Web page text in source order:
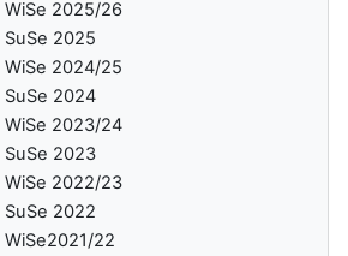
WiSe 2025/26
SuSe 2025
WiSe 2024/25
SuSe 2024
WiSe 2023/24
SuSe 2023
WiSe 2022/23
SuSe 2022
WiSe2021/22